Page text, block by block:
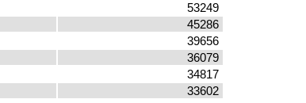
53249
45286
39656
36079
34817
33602